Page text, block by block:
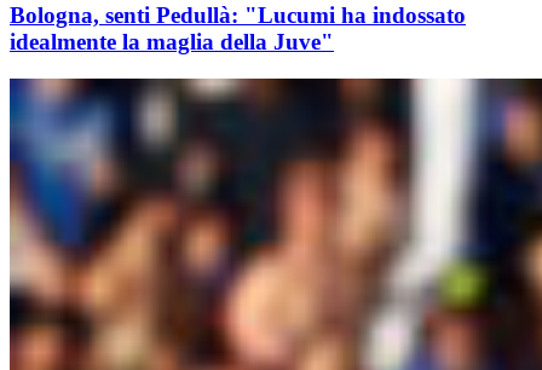
Bologna, senti Pedullà: "Lucumi ha indossato
idealmente la maglia della Juve"